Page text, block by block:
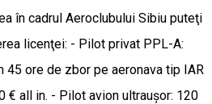
în cadrul Aeroclubului Sibiu puteţi
licenţei: - Pilot privat PPL-A:
45 ore de zbor pe aeronava tip IAR
€ all in. - Pilot avion ultrauşor: 120